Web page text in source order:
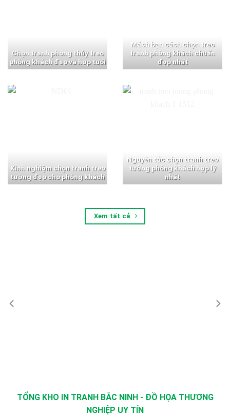
Chọn tranh phong thủy treo
phòng khách đẹp và hợp tuổi
Mách bạn cách chọn treo
tranh phòng khách chuẩn
đẹp nhất
Kinh nghiệm chọn tranh treo
tường đẹp cho phòng khách
Nguyên tắc chọn tranh treo
tường phòng khách hợp lý
nhất
Xem tất cả
TỔNG KHO IN TRANH BẮC NINH - ĐỒ HỌA THƯƠNG
NGHIỆP UY TÍN